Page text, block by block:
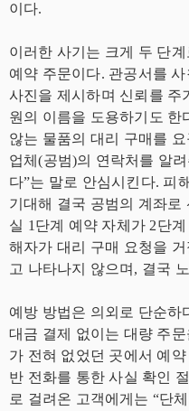
이다.
이러한 사기는 크게 두 단
예약 주문이다. 관공서를
사진을 제시하며 신뢰를 주
원의 이름을 도용하기도 한
않는 물품의 대리 구매를
업체(공범)의 연락처를 알
다”는 말로 안심시킨다. 피
기대해 결국 공범의 계좌로
실 1단계 예약 자체가 2단
해자가 대리 구매 요청을
고 나타나지 않으며, 결국
예방 방법은 의외로 단순하
대금 결제 없이는 대량 주
가 전혀 없었던 곳에서 예
반 전화를 통한 사실 확인
로 걸려온 고객에게는 “단